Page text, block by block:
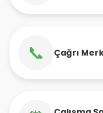
📞 Çağrı